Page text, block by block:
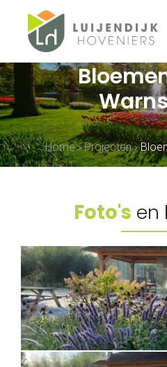
Home›Projecten›
Foto's en